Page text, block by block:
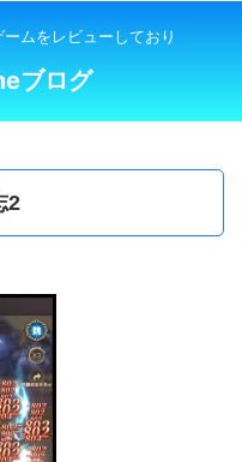
ムをレビューしており
ブログ
2